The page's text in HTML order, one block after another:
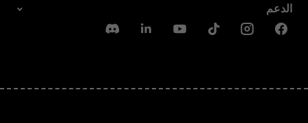
الدعم
Facebook
Instagram
Tiktok
Youtube
Linkedin
Discord